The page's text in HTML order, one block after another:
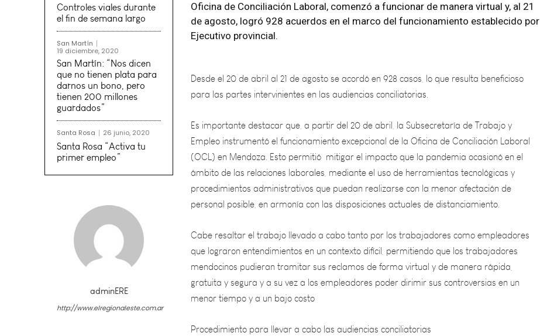
Controles viales durante
el fin de semana largo
San Martín
19 diciembre, 2020
San Martín: “Nos dicen
que no tienen plata para
darnos un bono, pero
tienen 200 millones
guardados”
Santa Rosa 26 junio, 2020
Santa Rosa “Activa tu
primer empleo”
adminERE
http://www.elregionaleste.com.ar
Oficina de Conciliación Laboral, comenzó a funcionar de manera virtual y, al 21
de agosto, logró 928 acuerdos en el marco del funcionamiento establecido por
Ejecutivo provincial.
Desde el 20 de abril al 21 de agosto se acordó en 928 casos, lo que resulta beneficioso
para las partes intervinientes en las audiencias conciliatorias.
Es importante destacar que, a partir del 20 de abril, la Subsecretaría de Trabajo y
Empleo instrumentó el funcionamiento excepcional de la Oficina de Conciliación Laboral
(OCL) en Mendoza. Esto permitió mitigar el impacto que la pandemia ocasionó en el
ámbito de las relaciones laborales, mediante el uso de herramientas tecnológicas y
procedimientos administrativos que puedan realizarse con la menor afectación de
personal posible, en armonía con las disposiciones actuales de distanciamiento.
Cabe resaltar el trabajo llevado a cabo tanto por los trabajadores como empleadores
que lograron entendimientos en un contexto difícil, permitiendo que los trabajadores
mendocinos pudieran tramitar sus reclamos de forma virtual y de manera rápida,
gratuita y segura y a su vez a los empleadores poder dirimir sus controversias en un
menor tiempo y a un bajo costo
Procedimiento para llevar a cabo las audiencias conciliatorias